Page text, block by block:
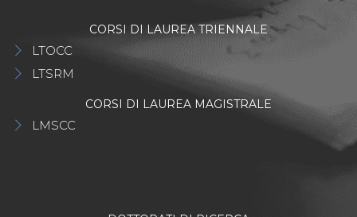
CORSI DI LAUREA TRIENNALE
LTOCC
LTSRM
CORSI DI LAUREA MAGISTRALE
LMSCC